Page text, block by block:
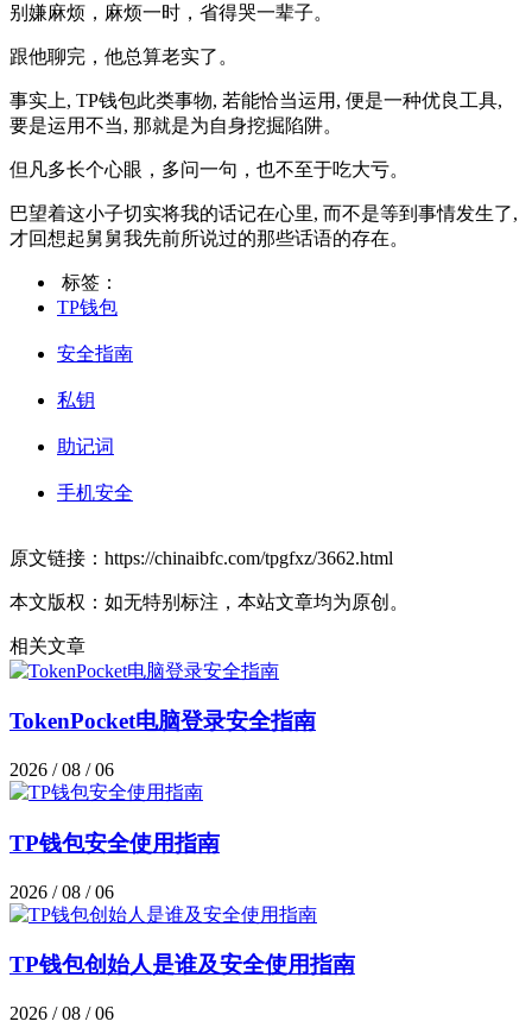
别嫌麻烦，麻烦一时，省得哭一辈子。
跟他聊完，他总算老实了。
事实上, TP钱包此类事物, 若能恰当运用, 便是一种优良工具,
要是运用不当, 那就是为自身挖掘陷阱。
但凡多长个心眼，多问一句，也不至于吃大亏。
巴望着这小子切实将我的话记在心里, 而不是等到事情发生了,
才回想起舅舅我先前所说过的那些话语的存在。
标签：
TP钱包
安全指南
私钥
助记词
手机安全
原文链接：https://chinaibfc.com/tpgfxz/3662.html
本文版权：如无特别标注，本站文章均为原创。
相关文章
TokenPocket电脑登录安全指南
2026 / 08 / 06
TP钱包安全使用指南
2026 / 08 / 06
TP钱包创始人是谁及安全使用指南
2026 / 08 / 06